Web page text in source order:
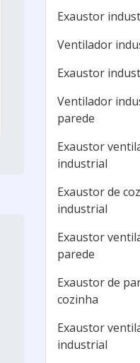
Exaustor
Ventilador
Exaustor
Ventilador
parede
Exaustor
industrial
Exaustor de
industrial
Exaustor
parede
Exaustor de
cozinha
Exaustor
industrial